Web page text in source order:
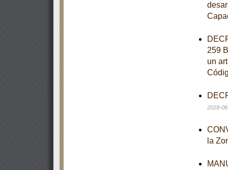
259
un
2018-
la